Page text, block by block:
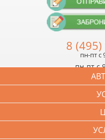
8
пн-пт с
пн-пт с